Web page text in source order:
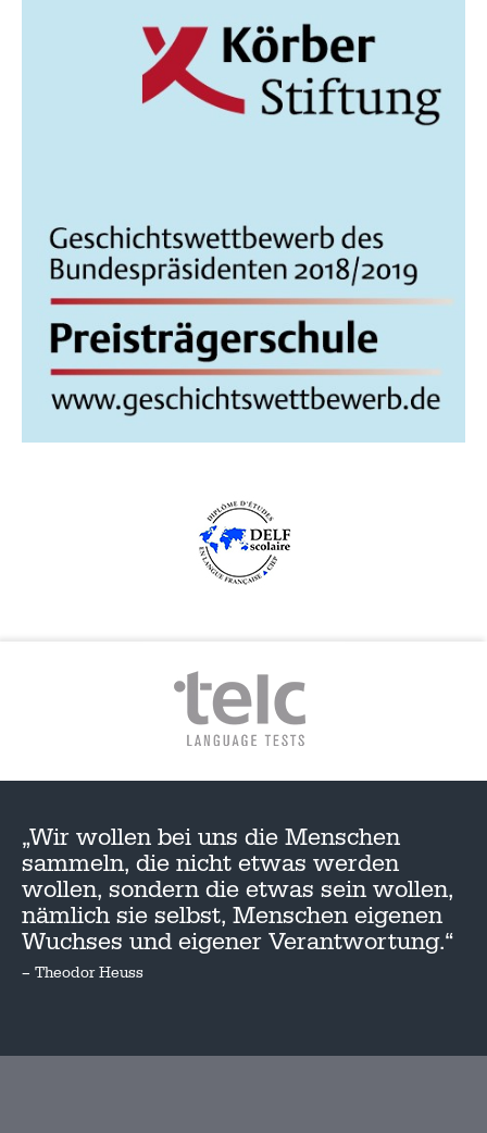
„Wir wollen bei uns die Menschen
sammeln, die nicht etwas werden
wollen, sondern die etwas sein wollen,
nämlich sie selbst, Menschen eigenen
Wuchses und eigener Verantwortung.“
– Theodor Heuss